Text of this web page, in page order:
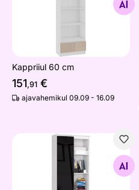
Kappriiul 60 cm
151,91 €
ajavahemikul 09.09 - 16.09
Kappriiul Trentino KL 80cm
Otsi sarnaseid